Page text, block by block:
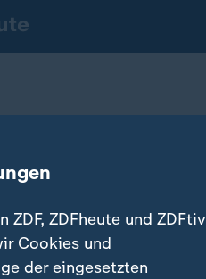
Haft verurteilt
ZDFheute und
Cookies und
der eingesetzten